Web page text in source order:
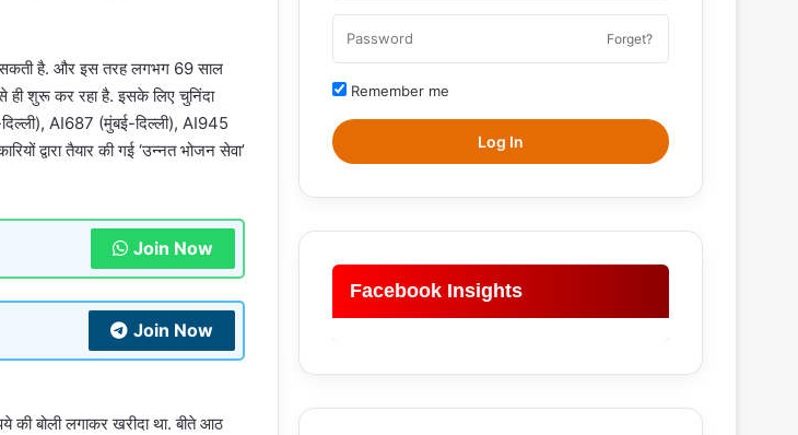
सकती है. और इस तरह लगभग 69 साल
ही शुरू कर रहा है. इसके लिए चुनिंदा
AI687 (मुंबई-दिल्ली), AI945
द्वारा तैयार की गई ‘उन्नत भोजन सेवा’
Join Now
Join Now
की बोली लगाकर खरीदा था. बीते आठ
Forget?
Remember me
Log In
Facebook Insights